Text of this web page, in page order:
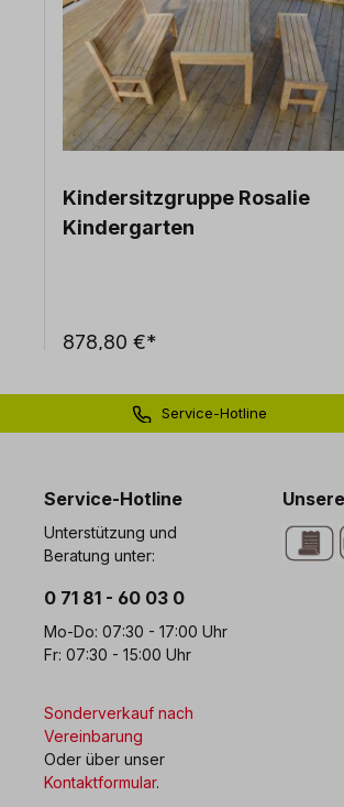
Kindersitzgruppe Rosalie
Kindergarten
878,80 €*
Service-Hotline
Service-Hotline
Unterstützung und
Beratung unter:
0 71 81 - 60 03 0
Mo-Do: 07:30 - 17:00 Uhr
Fr: 07:30 - 15:00 Uhr
Sonderverkauf nach
Vereinbarung
Oder über unser
Kontaktformular.